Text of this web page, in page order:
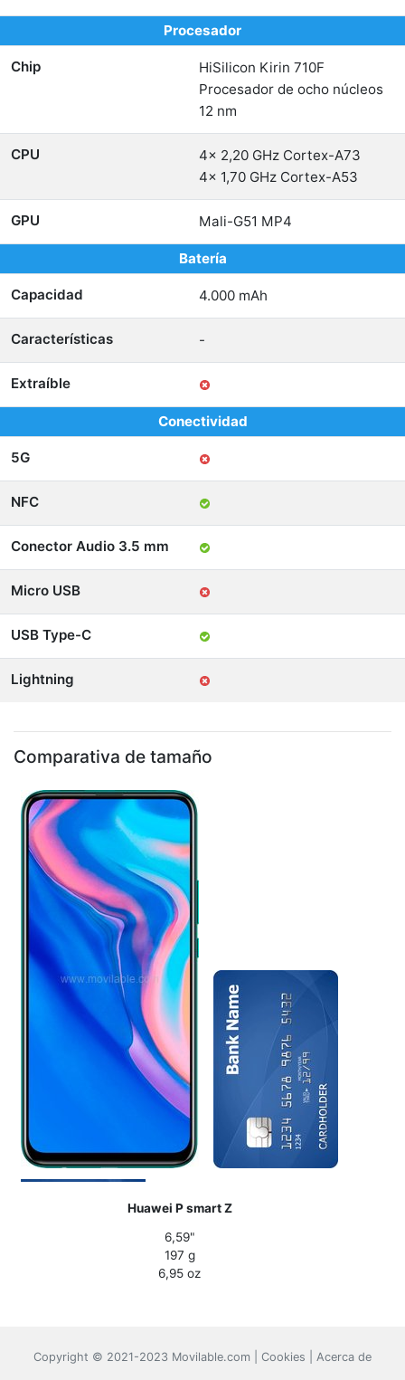
Procesador
Chip
HiSilicon Kirin 710F
Procesador de ocho núcleos
12 nm
CPU
4x 2,20 GHz Cortex-A73
4x 1,70 GHz Cortex-A53
GPU Mali-G51 MP4
Batería
Capacidad 4.000 mAh
Características -
Extraíble
Conectividad
5G
NFC
Conector Audio 3.5 mm
Micro USB
USB Type-C
Lightning
Comparativa de tamaño
Huawei P smart Z
6,59"
197 g
6,95 oz
Copyright © 2021-2023 Movilable.com | Cookies Acerca de